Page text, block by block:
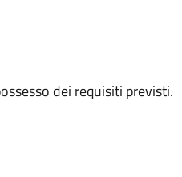
dei requisiti previsti.